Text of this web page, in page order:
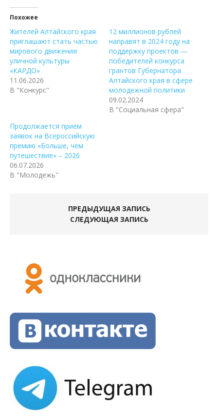
Похожее
Жителей Алтайского края
приглашают стать частью
мирового движения
уличной культуры
«КАРДО»
11.06.2026
В "Конкурс"
12 миллионов рублей
направят в 2024 году на
поддержку проектов —
победителей конкурса
грантов Губернатора
Алтайского края в сфере
молодежной политики
09.02.2024
В "Социальная сфера"
Продолжается приём
заявок на Всероссийскую
премию «Больше, чем
путешествие» – 2026
06.07.2026
В "Молодежь"
ПРЕДЫДУЩАЯ ЗАПИСЬ
СЛЕДУЮЩАЯ ЗАПИСЬ